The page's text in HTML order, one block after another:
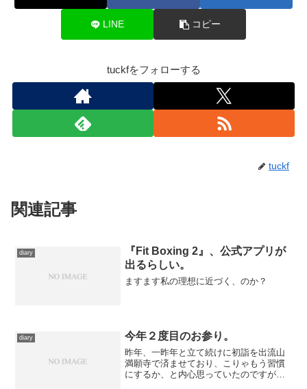
LINE コピー
tuckfをフォローする
tuckf
関連記事
diary
『Fit Boxing 2』、公式アプリが
出るらしい。
ますます私の理想に近づく、のか？
diary 今年２度目のお参り。
昨年、一昨年と立て続けに初詣を出流山
満願寺で済ませており、こりゃもう習慣
にするか、と内心思っていたのですが、